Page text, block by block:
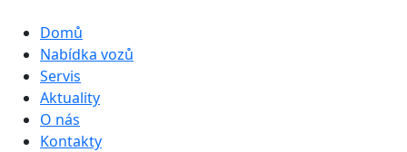
Hlavní navigace
Domů
Nabídka vozů
Servis
Aktuality
O nás
Kontakty